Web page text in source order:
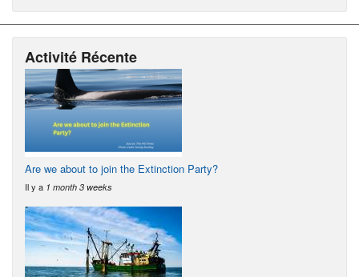
Activité Récente
Are we about to join the Extinction Party?
Il y a 1 month 3 weeks